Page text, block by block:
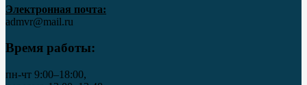
Электронная почта:
admvr@mail.ru
Время работы:
пн-чт 9:00–18:00,